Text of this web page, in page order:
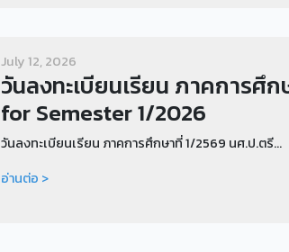
July 12, 2026
วันลงทะเบียนเรียน ภาคการศึ
for Semester 1/2026
วันลงทะเบียนเรียน ภาคการศึกษาที่ 1/2569 นศ.ป.ตรี...
อ่านต่อ >